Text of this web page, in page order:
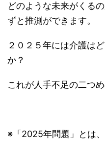
どのような未来がくる
ずと推測ができます。
２０２５年には介護は
か？
これが人手不足の二つ
※「2025年問題」とは